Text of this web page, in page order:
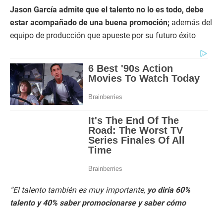
Jason García admite que el talento no lo es todo, debe
estar acompañado de una buena promoción; además del
equipo de producción que apueste por su futuro éxito
“El talento también es muy importante, yo diría 60%
talento y 40% saber promocionarse y saber cómo